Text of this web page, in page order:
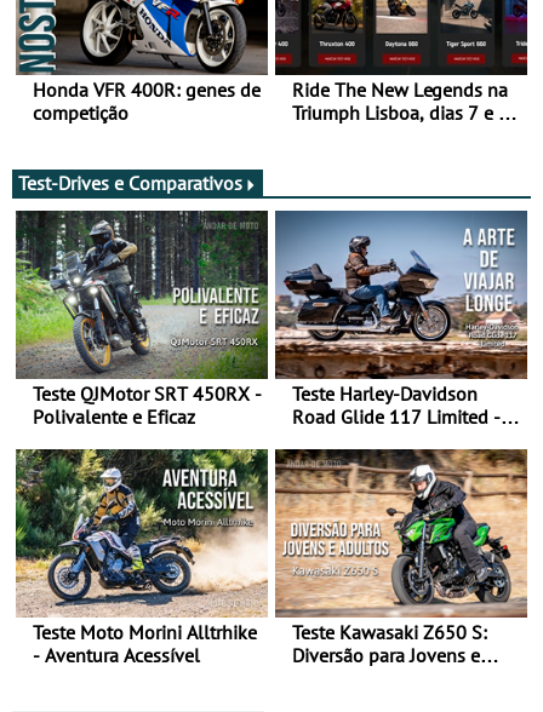
Honda VFR 400R: genes de
competição
Ride The New Legends na
Triumph Lisboa, dias 7 e 8
Test-Drives e Comparativos
Teste QJMotor SRT 450RX -
Polivalente e Eficaz
Teste Harley-Davidson
Road Glide 117 Limited - A
Teste Moto Morini Alltrhike
- Aventura Acessível
Teste Kawasaki Z650 S:
Diversão para Jovens e